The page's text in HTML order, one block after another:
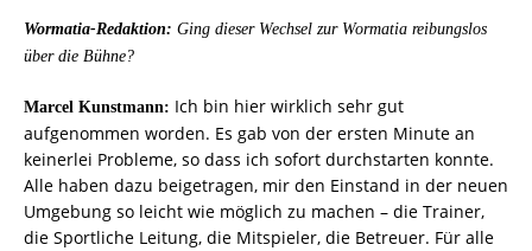
Wormatia-Redaktion: Ging dieser Wechsel zur Wormatia reibungslos
über die Bühne?
Marcel Kunstmann: Ich bin hier wirklich sehr gut
aufgenommen worden. Es gab von der ersten Minute an
keinerlei Probleme, so dass ich sofort durchstarten konnte.
Alle haben dazu beigetragen, mir den Einstand in der neuen
Umgebung so leicht wie möglich zu machen – die Trainer,
die Sportliche Leitung, die Mitspieler, die Betreuer. Für alle